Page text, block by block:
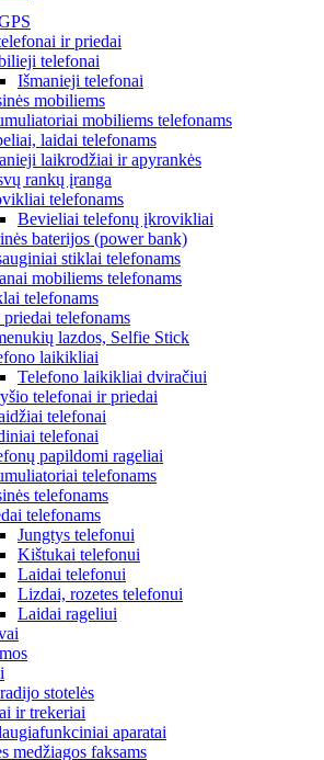
ir priedai
telefonai
Išmanieji telefonai
mobiliems
mobiliems telefonams
laidai telefonams
laikrodžiai ir apyrankės
rankų įranga
telefonams
Bevieliai telefonų įkrovikliai
baterijos (power bank)
stiklai telefonams
mobiliems telefonams
telefonams
telefonams
lazdos, Selfie Stick
laikikliai
Telefono laikikliai dviračiui
telefonai ir priedai
telefonai
telefonai
papildomi rageliai
telefonams
telefonams
telefonams
Jungtys telefonui
Kištukai telefonui
Laidai telefonui
Lizdai, rozetes telefonui
Laidai rageliui
stotelės
ir trekeriai
aparatai
medžiagos faksams